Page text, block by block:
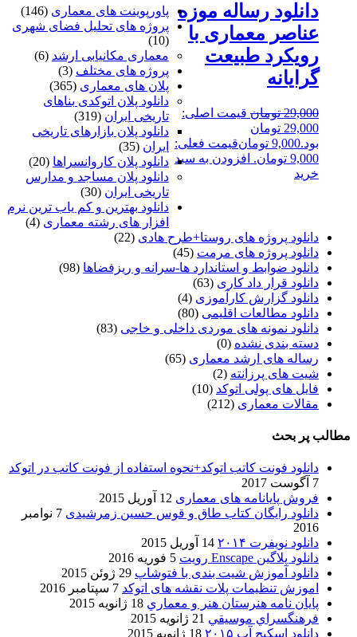
دانلود رساله موزه
عناصر معماری با
رویکرد طبیعت
گرایانه
29,000 تومان قیمت اصلی:
29,000 تومان
بود.9,000 تومانقیمت فعلی:
9,000 تومان.
افزودن به سبد
خرید
پاورپوینت های معماری (146)
پروژه های تحلیل فضای شهری
(10)
معماری مکانیابی ارشد (6)
پروژه های مختلف (3)
پلان های معماری (365)
دانلود پلان اتوکدی بناهای
تاریخی ایران (319)
دانلود پلان بازارهای تاریخی
ایران (35)
دانلود پلان کاروانسراها (20)
دانلود پلان مساجد و مدارس
تاریخی ایران (30)
دانلود بهترین و کم یاب ترین نرم
افزار های رشته معماری (4)
دانلود پروژه های روستا+طرح هادی (22)
دانلود پروژه های مرمت (45)
دانلود ضوابط و استاندارد ها-سرانه و ریزفضاها (98)
دانلود قرار داد کاری (63)
دانلود گزارش کارآموزی (4)
دانلود مطالعات اقلیمی (80)
دانلود نمونه های موردی داخلی و خاجی (83)
دسته بندی نشده (0)
رساله های ارشد معماری (65)
شیت های پرزانته (2)
فایل های پولی اتوکد (10)
مقالات معماری (212)
مطالب پر بحث
دانلود فونت کاتب اتوکد+نحوه استفاده از فونت کاتب در اتوکد
7 آگوست 2017
فروش پایانامه های معماری 12 آوریل 2015
دانلود رایگان کتاب طاق و قوس حسین زمرشیدی
7 نوامبر
2016
دانلود نویفرت ۲۰۱۴
14 آوریل 2015
دانلود پلاگین Enscape رویت
5 فوریه 2016
دانلود آموزش شیت بندی با فتوشاپ 29 ژوئن 2015
اموزش تنظیمات پلات نقشه های اتوکد 7 سپتامبر 2016
پایان نامه هنرستان هنر و معماري 18 ژانویه 2015
فرهنگسراي موسيقي 21 ژانویه 2015
دانلود اسکیچ آپ ۲۰۱۵
18 ژانویه 2015